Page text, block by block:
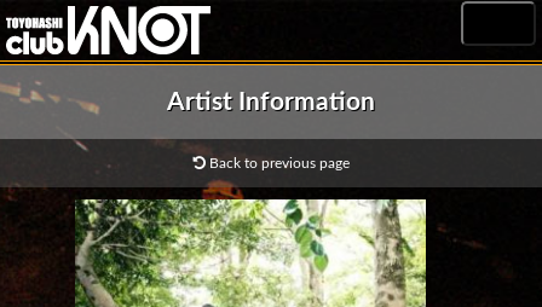
Artist Information
Back to previous page